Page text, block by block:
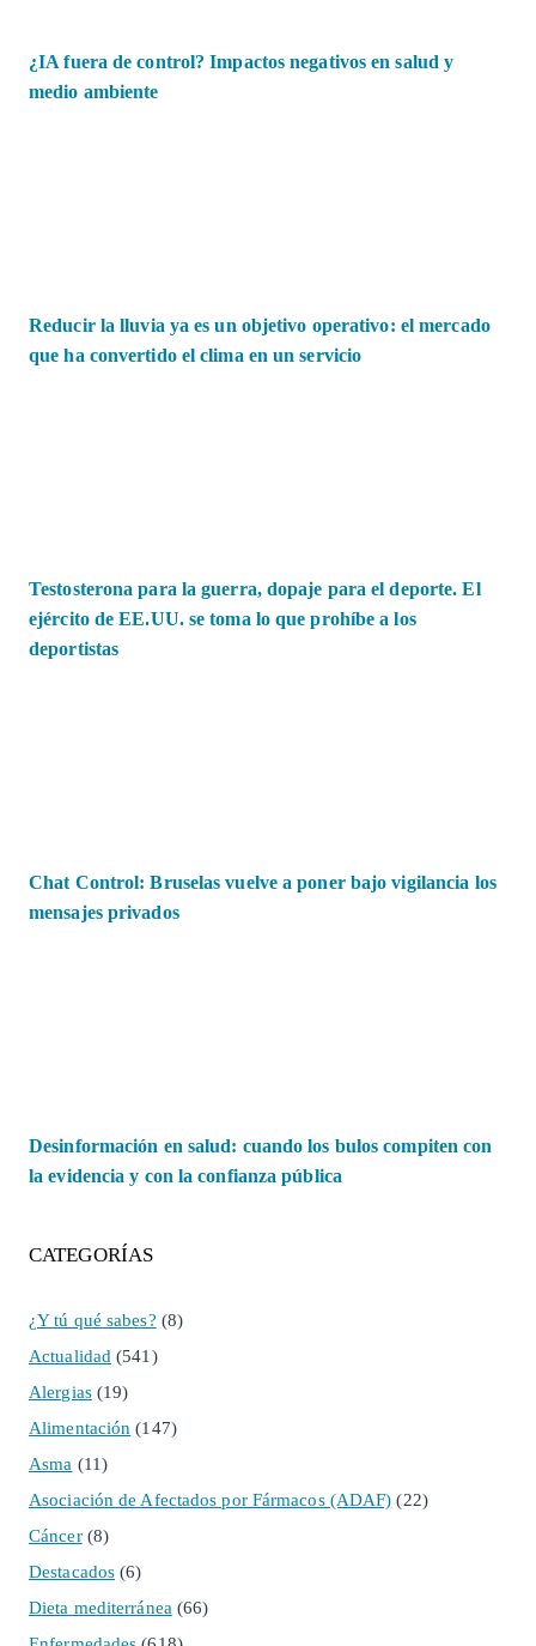
¿IA fuera de control? Impactos negativos en salud y
medio ambiente
Reducir la lluvia ya es un objetivo operativo: el mercado
que ha convertido el clima en un servicio
Testosterona para la guerra, dopaje para el deporte. El
ejército de EE.UU. se toma lo que prohíbe a los
deportistas
Chat Control: Bruselas vuelve a poner bajo vigilancia los
mensajes privados
Desinformación en salud: cuando los bulos compiten con
la evidencia y con la confianza pública
CATEGORÍAS
¿Y tú qué sabes? (8)
Actualidad (541)
Alergias(19)
Alimentación (147)
Asma (11)
Asociación de Afectados por Fármacos (ADAF) (22)
Cáncer(8)
Destacados (6)
Dieta mediterránea (66)